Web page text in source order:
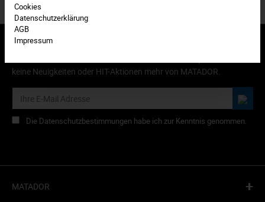
keine Neuigkeiten oder HIT-Aktionen mehr von MATADOR.
Die Datenschutzbestimmungen habe ich zur Kenntnis genommen.
MATADOR +
Cookies
Datenschutzerklärung
AGB
Impressum